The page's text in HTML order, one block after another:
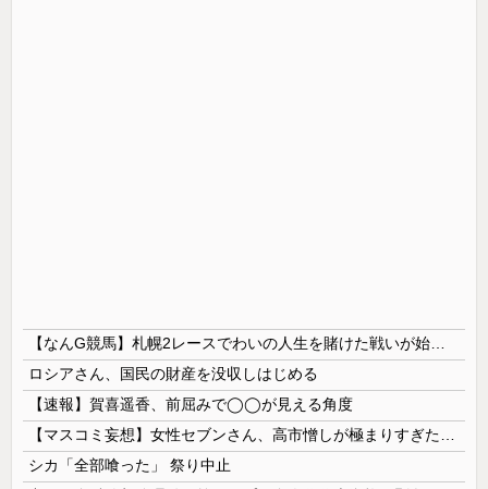
ロシアさん、国民の財産を没収しはじめる
【速報】賀喜遥香、前屈みで◯◯が見える角度
シカ「全部喰った」 祭り中止